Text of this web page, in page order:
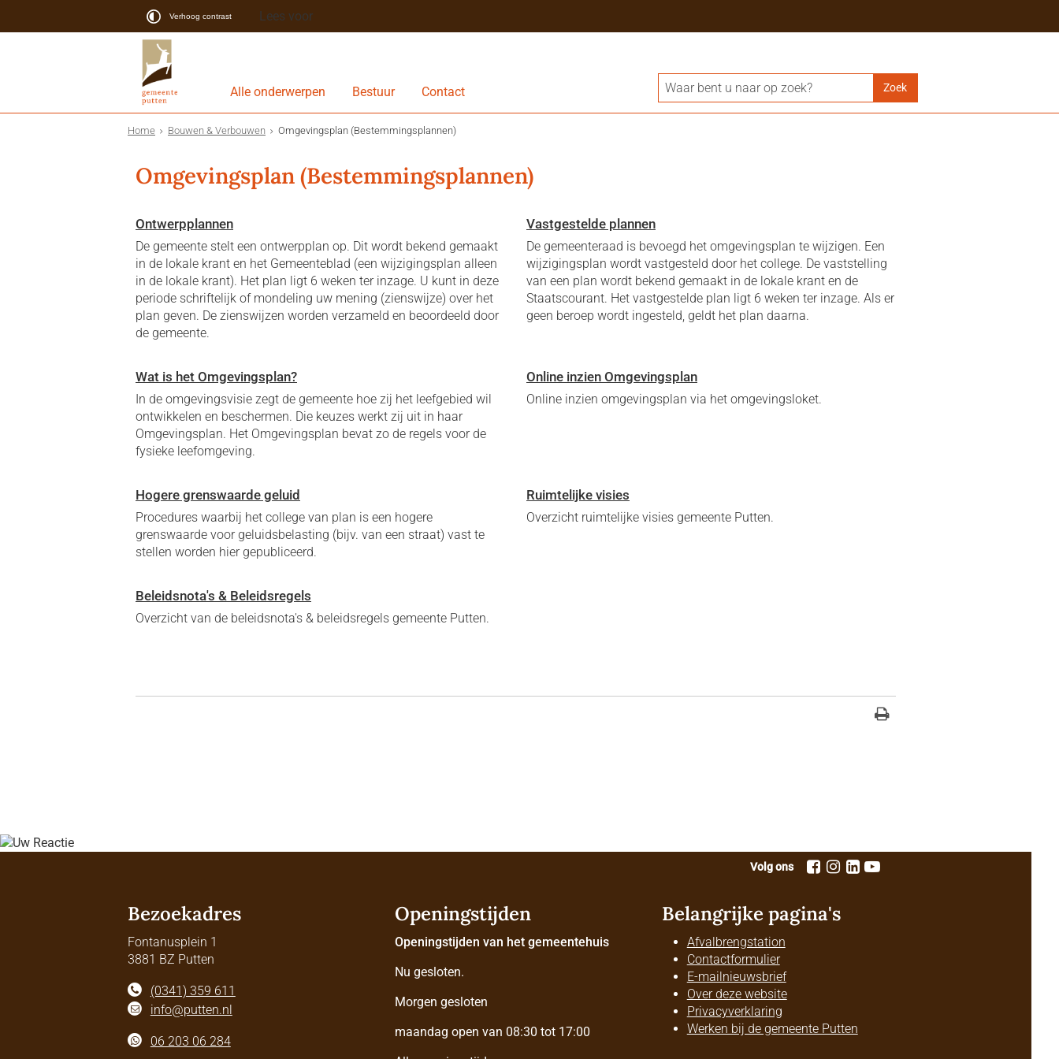
Verhoog contrast Lees voor
Alle onderwerpen Bestuur Contact
Home Bouwen & Verbouwen Omgevingsplan (Bestemmingsplannen)
Omgevingsplan (Bestemmingsplannen)
Ontwerpplannen
De gemeente stelt een ontwerpplan op. Dit wordt bekend gemaakt
in de lokale krant en het Gemeenteblad (een wijzigingsplan alleen
in de lokale krant). Het plan ligt 6 weken ter inzage. U kunt in deze
periode schriftelijk of mondeling uw mening (zienswijze) over het
plan geven. De zienswijzen worden verzameld en beoordeeld door
de gemeente.
Vastgestelde plannen
De gemeenteraad is bevoegd het omgevingsplan te wijzigen. Een
wijzigingsplan wordt vastgesteld door het college. De vaststelling
van een plan wordt bekend gemaakt in de lokale krant en de
Staatscourant. Het vastgestelde plan ligt 6 weken ter inzage. Als er
geen beroep wordt ingesteld, geldt het plan daarna.
Wat is het Omgevingsplan?
In de omgevingsvisie zegt de gemeente hoe zij het leefgebied wil
ontwikkelen en beschermen. Die keuzes werkt zij uit in haar
Omgevingsplan. Het Omgevingsplan bevat zo de regels voor de
fysieke leefomgeving.
Online inzien Omgevingsplan
Online inzien omgevingsplan via het omgevingsloket.
Hogere grenswaarde geluid
Procedures waarbij het college van plan is een hogere
grenswaarde voor geluidsbelasting (bijv. van een straat) vast te
stellen worden hier gepubliceerd.
Ruimtelijke visies
Overzicht ruimtelijke visies gemeente Putten.
Beleidsnota's & Beleidsregels
Overzicht van de beleidsnota's & beleidsregels gemeente Putten.
Volg ons
Bezoekadres
Fontanusplein 1
3881 BZ Putten
(0341) 359 611
info@putten.nl
06 203 06 284
Openingstijden
Openingstijden van het gemeentehuis
Nu gesloten.
Morgen gesloten
maandag open van 08:30 tot 17:00
Belangrijke pagina's
Afvalbrengstation
Contactformulier
E-mailnieuwsbrief
Over deze website
Privacyverklaring
Werken bij de gemeente Putten